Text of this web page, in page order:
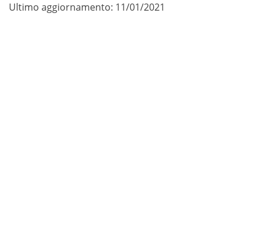
Ultimo aggiornamento: 11/01/2021